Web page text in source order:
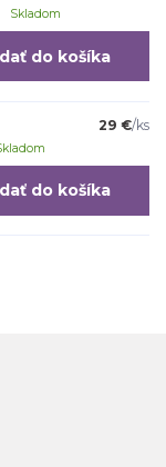
Skladom
do košíka
29 €/ks
do košíka